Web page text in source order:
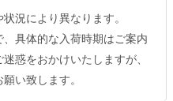
況により異なります。
具体的な入荷時期はご案内
惑をおかけいたしますが、
い致します。